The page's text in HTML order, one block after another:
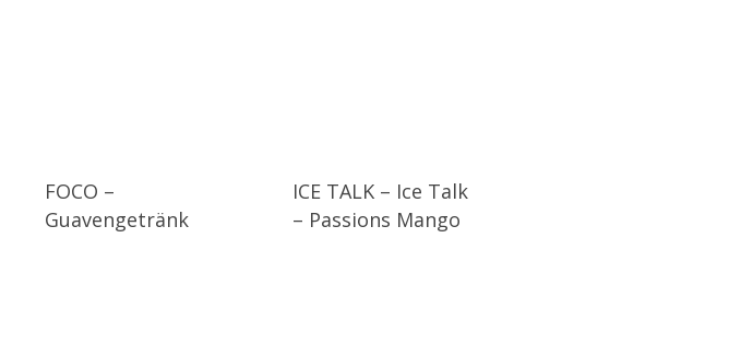
FOCO –
Guavengetränk
ICE TALK – Ice Talk
– Passions Mango